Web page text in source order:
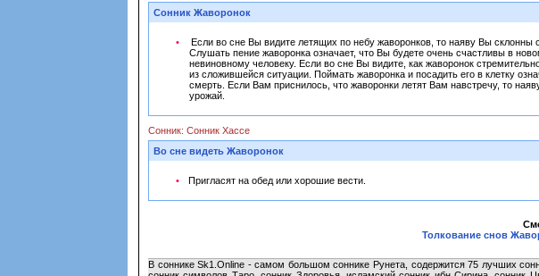
Сонник Жаворонок
Если во сне Вы видите летящих по небу жаворонков, то наяву Вы
Слушать пение жаворонка означает, что Вы будете очень счастливы в
невиновному человеку. Если во сне Вы видите, как жаворонок
из сложившейся ситуации. Поймать жаворонка и посадить его в клетку
смерть. Если Вам приснилось, что жаворонки летят Вам навстречу, то
урожай.
Сонник: Сонник Хассе
Во сне видеть Жаворонок
Пригласят на обед или хорошие вести.
Толкование снов
В соннике Sk1.Online - самом большом соннике Рунета, содержится 75 лучших